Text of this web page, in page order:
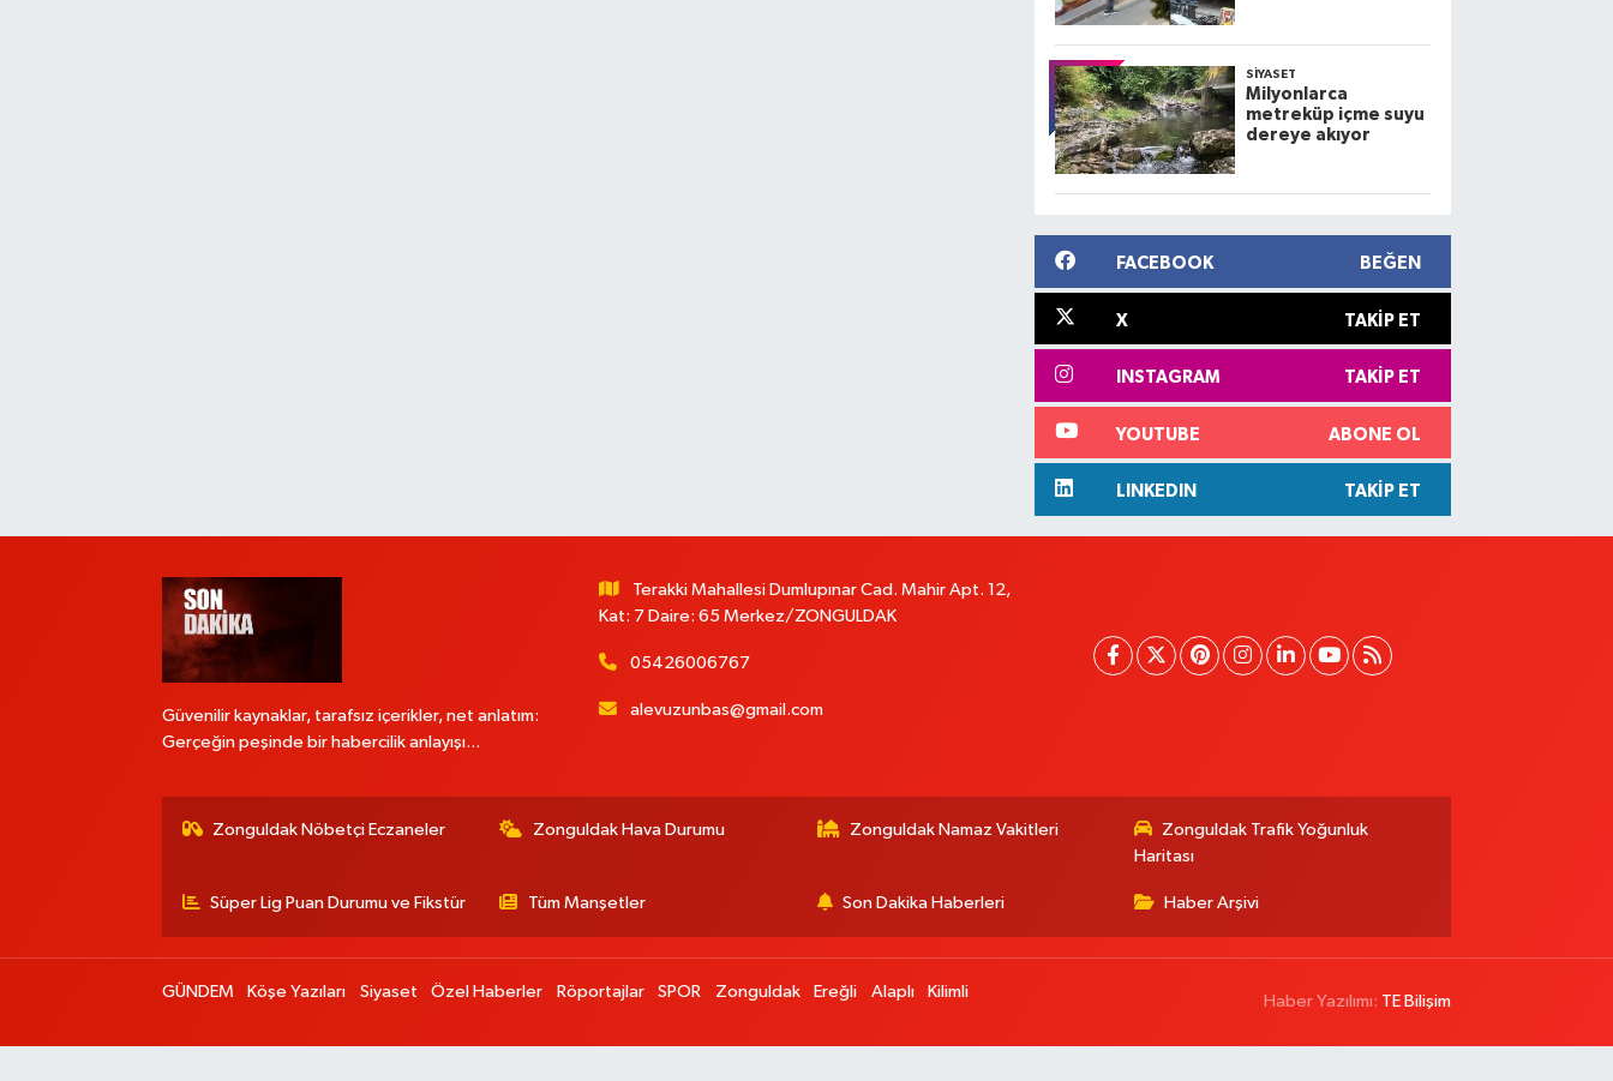
SIYASET
Milyonlarca
metreküp içme suyu
dereye akıyor
FACEBOOK BEĞEN
X TAKIP ET
INSTAGRAM TAKIP ET
YOUTUBE ABONE OL
LINKEDIN TAKIP ET
Güvenilir kaynaklar, tarafsız içerikler, net anlatım:
Gerçeğin peşinde bir habercilik anlayışı...
Terakki Mahallesi Dumlupınar Cad. Mahir Apt. 12,
Kat: 7 Daire: 65 Merkez/ZONGULDAK
05426006767
alevuzunbas@gmail.com
Zonguldak Nöbetçi Eczaneler Zonguldak Hava Durumu Zonguldak Namaz Vakitleri
Zonguldak Trafik Yoğunluk
Haritası
Süper Lig Puan Durumu ve Fikstür Tüm Manşetler Son Dakika Haberleri Haber Arşivi
GÜNDEM Köşe Yazıları Siyaset Özel Haberler Röportajlar SPOR Zonguldak Ereğli Alaplı Kilimli
Haber Yazılımı: TE Bilişim